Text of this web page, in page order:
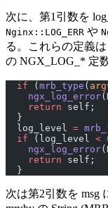
次に、第1引数を
Nginx::LOG_ERR や
る。これらの定義は
の NGX_LOG_* 定
  if
( mrb_type (
    ngx_log_error
    return
self;
  }
  log_level
=
  if
(log_level <
    ngx_log_error
    return
self;
  }
次は第2引数を msg